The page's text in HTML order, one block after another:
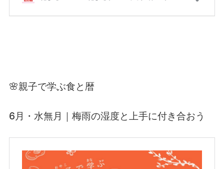
🌸親子で学ぶ食と暦
6月・水無月｜梅雨の湿度と上手に付き合おう